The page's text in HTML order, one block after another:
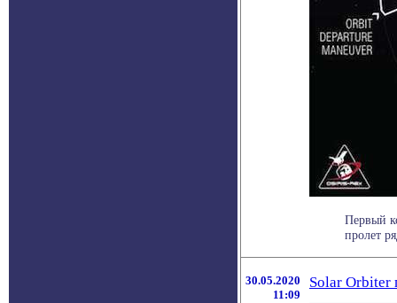
Первый
пролет
30.05.2020
11:09
Solar Orbiter